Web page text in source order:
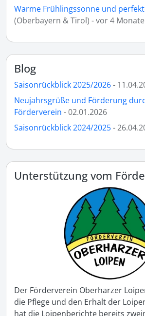
Warme Frühlingssonne und
(Oberbayern & Tirol) - vor 4
Blog
Saisonrückblick 2025/2026-
Neujahrsgrüße und Förderung
Förderverein - 02.01.2026
Saisonrückblick 2024/2025-
Unterstützung vom
Der Förderverein Oberharzer
die Pflege und den Erhalt der
hat die Loipenberichte bereits